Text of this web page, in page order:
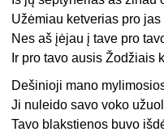
Užėmiau ketverias pro
Nes aš įėjau į tave pro
Ir pro tavo ausis Žodžiais
Dešinioji mano
Ji nuleido savo voko
Tavo blakstienos buvo